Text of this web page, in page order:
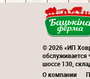
© 2026 «ИП
обслуживается
шоссе 130,
О компании